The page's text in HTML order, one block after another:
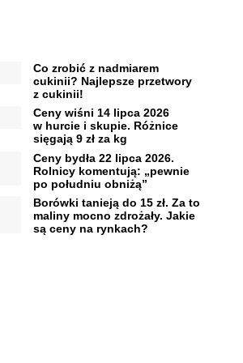
Co zrobić z nadmiarem
cukinii? Najlepsze przetwory
z cukinii!
Ceny wiśni 14 lipca 2026
w hurcie i skupie. Różnice
sięgają 9 zł za kg
Ceny bydła 22 lipca 2026.
Rolnicy komentują: „pewnie
po południu obniżą”
Borówki tanieją do 15 zł. Za to
maliny mocno zdrożały. Jakie
są ceny na rynkach?